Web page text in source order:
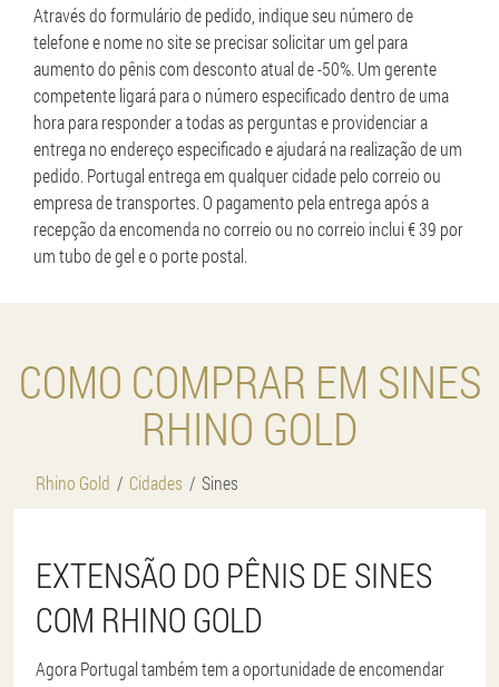
Através do formulário de pedido, indique seu número de
telefone e nome no site se precisar solicitar um gel para
aumento do pênis com desconto atual de -50%. Um gerente
competente ligará para o número especificado dentro de uma
hora para responder a todas as perguntas e providenciar a
entrega no endereço especificado e ajudará na realização de um
pedido. Portugal entrega em qualquer cidade pelo correio ou
empresa de transportes. O pagamento pela entrega após a
recepção da encomenda no correio ou no correio inclui € 39 por
um tubo de gel e o porte postal.
COMO COMPRAR EM SINES
RHINO GOLD
Rhino Gold Cidades Sines
EXTENSÃO DO PÊNIS DE SINES
COM RHINO GOLD
Agora Portugal também tem a oportunidade de encomendar